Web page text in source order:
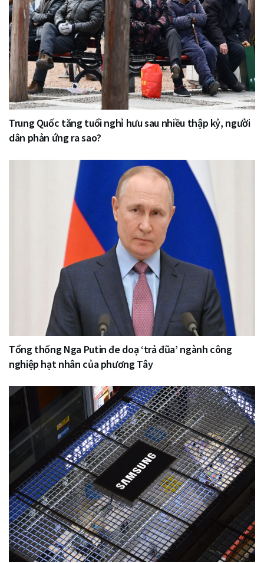
Trung Quốc tăng tuổi nghỉ hưu sau nhiều thập kỷ, người
dân phản ứng ra sao?
Tổng thống Nga Putin đe doạ ‘trả đũa’ ngành công
nghiệp hạt nhân của phương Tây